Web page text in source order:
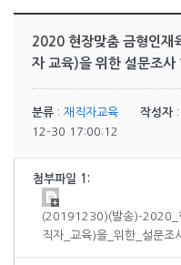
2020 현장맞춤 금형인재
자 교육)을 위한 설문조사
분류 : 재직자교육 작성자 :
12-30 17:00:12
첨부파일 1:
(20191230)(발송)-2020_
직자_교육)을_위한_설문조